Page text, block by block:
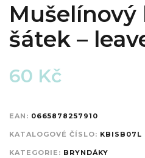
šátek –
60 Kč
EAN: 0665878257910
KATALOGOVÉ ČÍSLO: KBISB07L
KATEGORIE: BRYNDÁKY